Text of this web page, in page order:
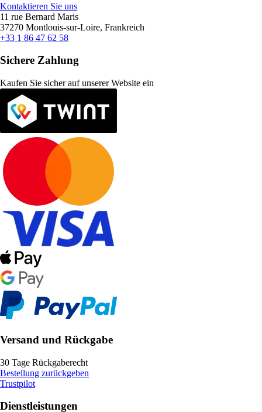
Kontaktieren Sie uns
11 rue Bernard Maris
37270 Montlouis-sur-Loire, Frankreich
+33 1 86 47 62 58
Sichere Zahlung
Kaufen Sie sicher auf unserer Website ein
Versand und Rückgabe
30 Tage Rückgaberecht
Bestellung zurückgeben
Trustpilot
Dienstleistungen